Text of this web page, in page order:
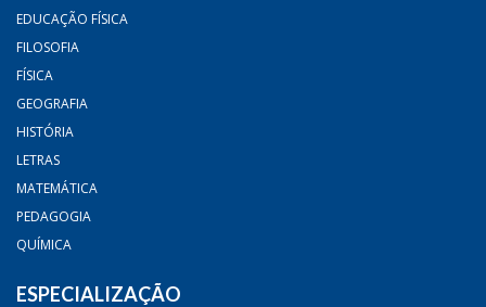
EDUCAÇÃO FÍSICA
FILOSOFIA
FÍSICA
GEOGRAFIA
HISTÓRIA
LETRAS
MATEMÁTICA
PEDAGOGIA
QUÍMICA
ESPECIALIZAÇÃO